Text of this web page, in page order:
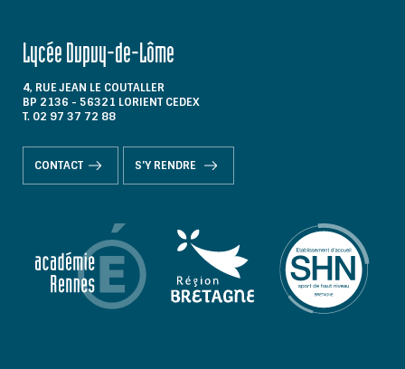
Lycée Dupuy-de-Lôme
4, RUE JEAN LE COUTALLER
BP 2136 - 56321 LORIENT CEDEX
T. 02 97 37 72 88
CONTACT S'Y RENDRE